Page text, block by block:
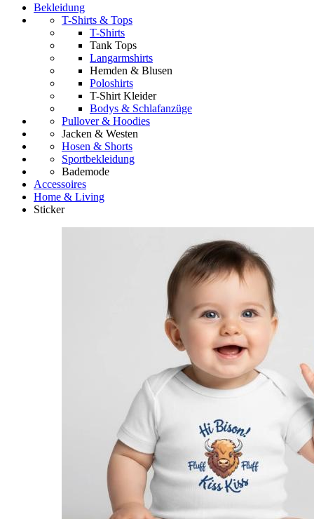
Bekleidung
T-Shirts & Tops
T-Shirts
Tank Tops
Langarmshirts
Hemden & Blusen
Poloshirts
T-Shirt Kleider
Bodys & Schlafanzüge
Pullover & Hoodies
Jacken & Westen
Hosen & Shorts
Sportbekleidung
Bademode
Accessoires
Home & Living
Sticker